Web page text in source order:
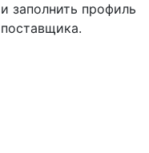
и заполнить профиль
поставщика.